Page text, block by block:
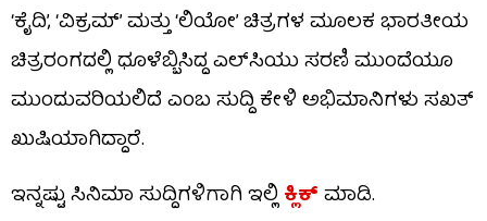
‘ಕೈದಿ’, ‘ವಿಕ್ರಮ್’ ಮತ್ತು ‘ಲಿಯೋ’ ಚಿತ್ರಗಳ ಮೂಲಕ ಭಾರತೀಯ
ಚಿತ್ರರಂಗದಲ್ಲಿ ಧೂಳೆಬ್ಬಿಸಿದ್ದ ಎಲ್‌ಸಿಯು ಸರಣಿ ಮುಂದೆಯೂ
ಮುಂದುವರಿಯಲಿದೆ ಎಂಬ ಸುದ್ದಿ ಕೇಳಿ ಅಭಿಮಾನಿಗಳು ಸಖತ್
ಖುಷಿಯಾಗಿದ್ದಾರೆ.
ಇನ್ನಷ್ಟು ಸಿನಿಮಾ ಸುದ್ದಿಗಳಿಗಾಗಿ ಇಲ್ಲಿಕ್ಲಿಕ್​ ಮಾಡಿ.